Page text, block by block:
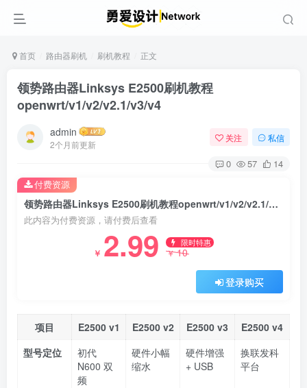
首页 路由器刷机 刷机教程 正文
领势路由器Linksys E2500刷机教程
openwrt/v1/v2/v2.1/v3/v4
admin
2个月前更新
关注 私信
0 57 14
领势路由器Linksys E2500刷机教程openwrt/v1/v2/v2.1/v3/v4
此内容为付费资源，请付费后查看
￥ 2.99 限时特惠
￥10
登录购买
付费资源
项目 E2500 v1 E2500 v2 E2500 v3
E2500 v4
型号定位
初代
N600 双
频
硬件小幅
缩水
硬件增强
+ USB
换联发科
平台